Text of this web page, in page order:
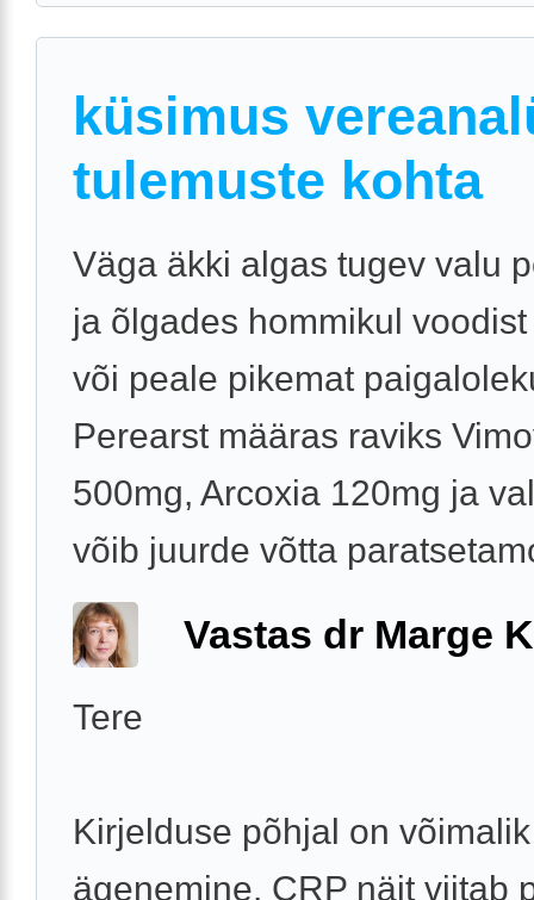
küsimus
tulemuste kohta
Väga äkki algas tugev valu
ja õlgades hommikul
või peale pikemat
Perearst määras raviks
500mg, Arcoxia 120mg ja
võib juurde võtta
Vastas dr Marge
Tere
Kirjelduse põhjal on
ägenemine. CRP näit viitab